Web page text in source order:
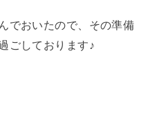
でおいたので、その準備
ごしております♪